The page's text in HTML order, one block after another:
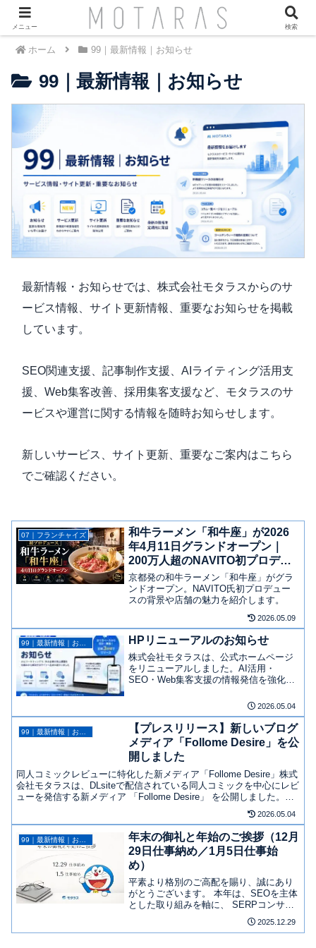
ホーム 99｜最新情報｜お知らせ
99｜最新情報｜お知らせ
最新情報・お知らせでは、株式会社モタラスからのサ
ービス情報、サイト更新情報、重要なお知らせを掲載
しています。
SEO関連支援、記事制作支援、AIライティング活用支
援、Web集客改善、採用集客支援など、モタラスのサ
ービスや運営に関する情報を随時お知らせします。
新しいサービス、サイト更新、重要なご案内はこちら
でご確認ください。
07｜フランチャイズ
和牛ラーメン「和牛座」が2026
年4月11日グランドオープン｜
200万人超のNAVITO初プロデュ
ース
京都発の和牛ラーメン「和牛座」がグラ
ンドオープン。NAVITO氏初プロデュー
スの背景や店舗の魅力を紹介します。
2026.05.09
99｜最新情報｜お知らせ HPリニューアルのお知らせ
株式会社モタラスは、公式ホームページ
をリニューアルしました。AI活用・
SEO・Web集客支援の情報発信を強化し
2026.05.04
99｜最新情報｜お知らせ
【プレスリリース】新しいブログ
メディア「Follome Desire」を公
開しました
同人コミックレビューに特化した新メディア「Follome Desire」株式
会社モタラスは、DLsiteで配信されている同人コミックを中心にレビ
ューを発信する新メディア 「Follome Desire」 を公開しました。話
2026.05.04
99｜最新情報｜お知らせ
年末の御礼と年始のご挨拶（12月
29日仕事納め／1月5日仕事始
め）
平素より格別のご高配を賜り、誠にあり
がとうございます。 本年は、SEOを主体
とした取り組みを軸に、 SERPコンサル
ティングを中心とした支援を進めてまい
りました。 また、新たな取り組みとし
2025.12.29
メニュー 検索